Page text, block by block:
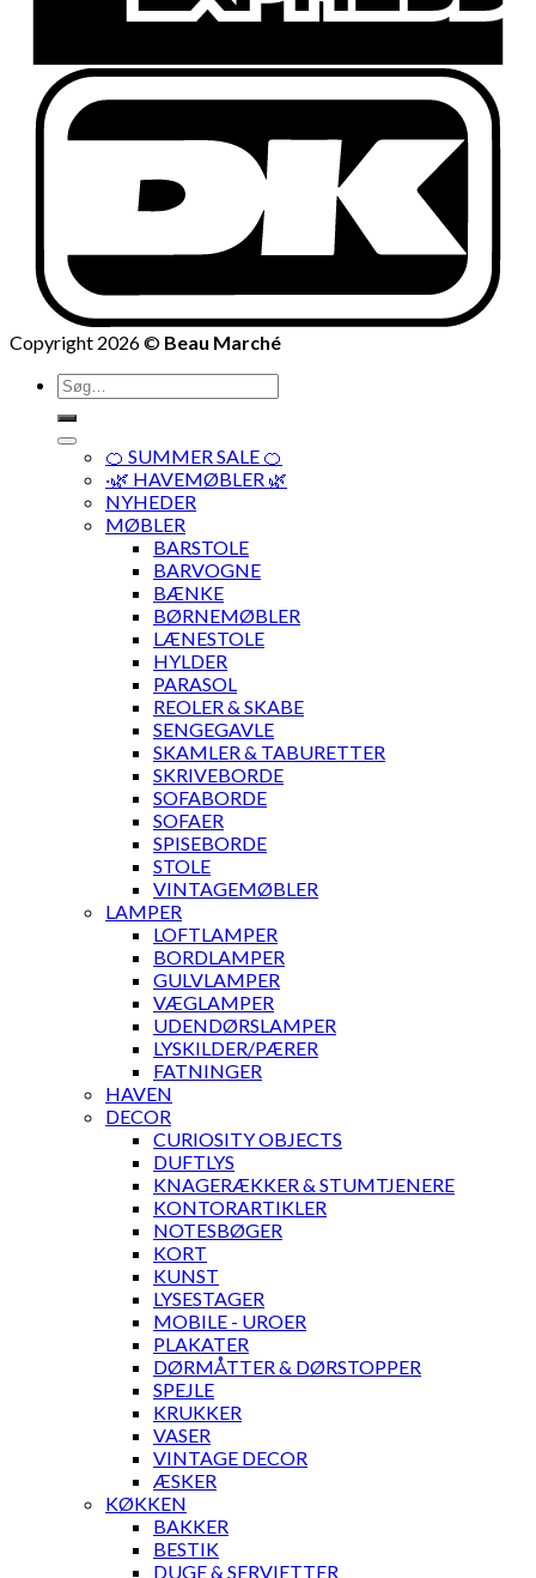
Copyright 2026 © Beau Marché
Søg
efter:
🍊 SUMMER SALE 🍊
·🌿 HAVEMØBLER 🌿
NYHEDER
MØBLER
BARSTOLE
BARVOGNE
BÆNKE
BØRNEMØBLER
LÆNESTOLE
HYLDER
PARASOL
REOLER & SKABE
SENGEGAVLE
SKAMLER & TABURETTER
SKRIVEBORDE
SOFABORDE
SOFAER
SPISEBORDE
STOLE
VINTAGEMØBLER
LAMPER
LOFTLAMPER
BORDLAMPER
GULVLAMPER
VÆGLAMPER
UDENDØRSLAMPER
LYSKILDER/PÆRER
FATNINGER
HAVEN
DECOR
CURIOSITY OBJECTS
DUFTLYS
KNAGERÆKKER & STUMTJENERE
KONTORARTIKLER
NOTESBØGER
KORT
KUNST
LYSESTAGER
MOBILE - UROER
PLAKATER
DØRMÅTTER & DØRSTOPPER
SPEJLE
KRUKKER
VASER
VINTAGE DECOR
ÆSKER
KØKKEN
BAKKER
BESTIK
DUGE & SERVIETTER